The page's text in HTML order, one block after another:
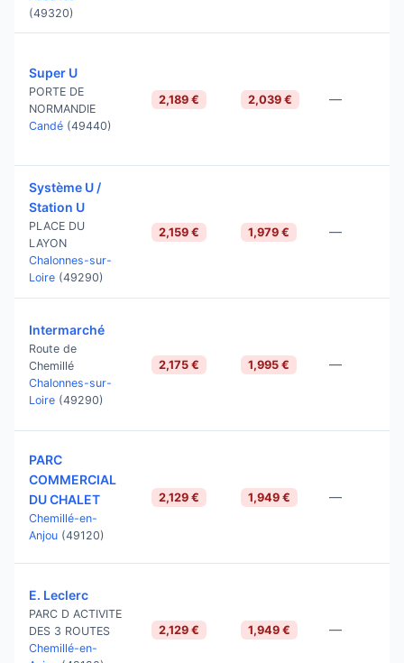
(49320)
Super U
PORTE DE
NORMANDIE
Candé (49440)
2,189 € 2,039 € —
Système U /
Station U
PLACE DU
LAYON
Chalonnes-sur-
Loire (49290)
2,159 € 1,979 € —
Intermarché
Route de
Chemillé
Chalonnes-sur-
Loire (49290)
2,175 € 1,995 € —
PARC
COMMERCIAL
DU CHALET
Chemillé-en-
Anjou (49120)
2,129 € 1,949 € —
E. Leclerc
PARC D ACTIVITE
DES 3 ROUTES
Chemillé-en-
2,129 € 1,949 € —